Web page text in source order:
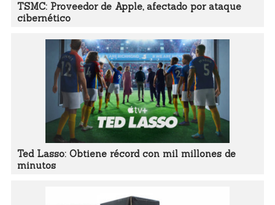
TSMC: Proveedor de Apple, afectado por ataque
cibernético
Ted Lasso: Obtiene récord con mil millones de
minutos